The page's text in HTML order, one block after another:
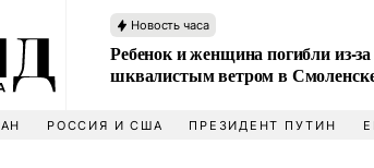
Новость часа
Ребенок и женщина погибли из-
шквалистым ветром в
РОССИЯ И США ПРЕЗИДЕНТ ПУТИН